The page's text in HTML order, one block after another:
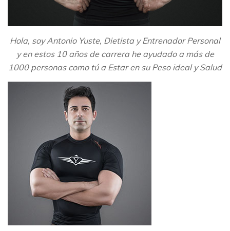
Hola, soy Antonio Yuste, Dietista y Entrenador Personal
y en estos 10 años de carrera he ayudado a más de
1000 personas como tú a Estar en su Peso ideal y Salud